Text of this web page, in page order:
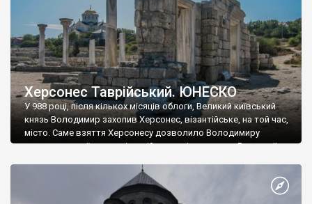
Херсонес Таврійський. ЮНЕСКО
У 988 році, після кількох місяців облоги, Великий київський
князь Володимир захопив Херсонес, візантійське, на той час,
місто. Саме взяття Херсонесу дозволило Володимиру
диктувати свої умови візантійському імператору Василю ІІ, та
Херсонесі Володимир-язичник, став Василем-християнином.
А потім було Хрещення Русі. На честь Херсонесу Таврійського